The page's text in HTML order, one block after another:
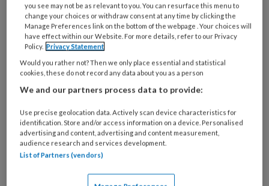
Praktijkvoering en
kwaliteitsbeleid
Een huisarts wil vooral kwalitatief
goede zorg leveren aan
patiënten. Maar die rol verandert
voortdurend en er wordt steeds
meer van de huisarts gevraagd.
Huisartsen richten nieuwe
samenwerkingsverbanden op,
zowel met elkaar als met andere
you see may not be as relevant to you. You can resurface this menu to
change your choices or withdraw consent at any time by clicking the
Manage Preferences link on the bottom of the webpage . Your choices will
have effect within our Website. For more details, refer to our Privacy
Policy. Privacy Statement
Would you rather not? Then we only place essential and statistical
cookies, these do not record any data about you as a person
We and our partners process data to provide:
Use precise geolocation data. Actively scan device characteristics for
identification. Store and/or access information on a device. Personalised
advertising and content, advertising and content measurement,
audience research and services development.
List of Partners (vendors)